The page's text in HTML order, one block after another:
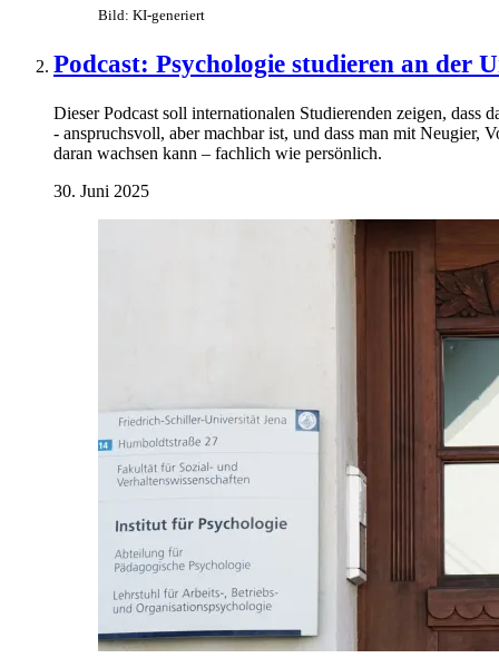
Bild: KI-generiert
Podcast: Psychologie studieren an der
Dieser Podcast soll internationalen Studierenden zeigen, dass
- anspruchsvoll, aber machbar ist, und dass man mit Neugier,
daran wachsen kann – fachlich wie persönlich.
30. Juni 2025